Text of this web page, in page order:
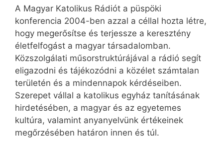
A Magyar Katolikus Rádiót a püspöki
konferencia 2004-ben azzal a céllal hozta létre,
hogy megerősítse és terjessze a keresztény
életfelfogást a magyar társadalomban.
Közszolgálati műsorstruktúrájával a rádió segít
eligazodni és tájékozódni a közélet számtalan
területén és a mindennapok kérdéseiben.
Szerepet vállal a katolikus egyház tanításának
hirdetésében, a magyar és az egyetemes
kultúra, valamint anyanyelvünk értékeinek
megőrzésében határon innen és túl.